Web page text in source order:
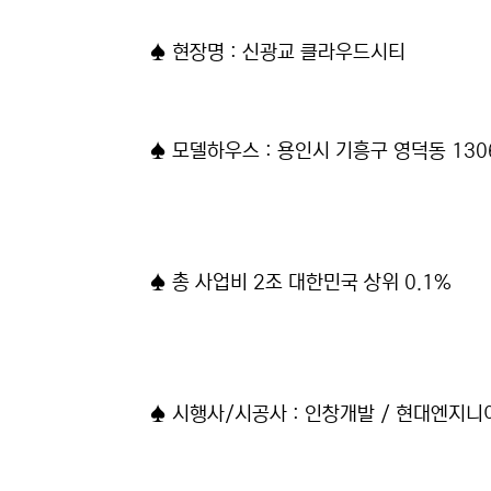
♠ 현장명 : 신광교 클라우드시티
♠ 모델하우스 : 용인시 기흥구 영덕동
♠ 총 사업비 2조 대한민국 상위 0.1%
♠ 시행사/시공사 : 인창개발 / 현대엔지니